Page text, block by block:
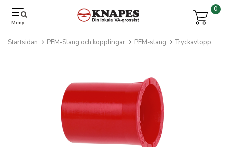
Meny
0
Startsidan PEM-Slang och kopplingar PEM-slang Tryckavlopp